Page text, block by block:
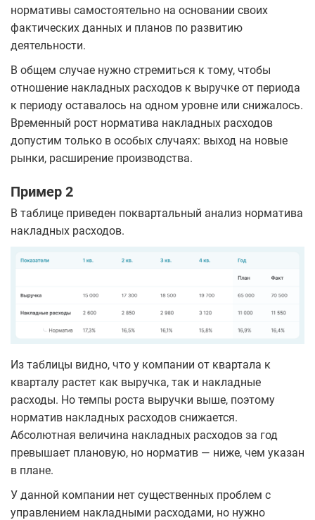
нормативы самостоятельно на основании своих
фактических данных и планов по развитию
деятельности.
В общем случае нужно стремиться к тому, чтобы
отношение накладных расходов к выручке от периода
к периоду оставалось на одном уровне или снижалось.
Временный рост норматива накладных расходов
допустим только в особых случаях: выход на новые
рынки, расширение производства.
Пример 2
В таблице приведен поквартальный анализ норматива
накладных расходов.
Из таблицы видно, что у компании от квартала к
кварталу растет как выручка, так и накладные
расходы. Но темпы роста выручки выше, поэтому
норматив накладных расходов снижается.
Абсолютная величина накладных расходов за год
превышает плановую, но норматив — ниже, чем указан
в плане.
У данной компании нет существенных проблем с
управлением накладными расходами, но нужно